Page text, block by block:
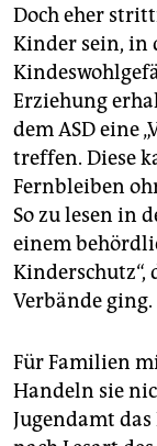
Doch eher
Kinder sein, in
Erziehung
dem ASD eine
treffen. Diese
Fernbleiben
So zu lesen in
einem
Kinderschutz“,
Verbände ging.
Für Familien
Handeln sie
Jugendamt das